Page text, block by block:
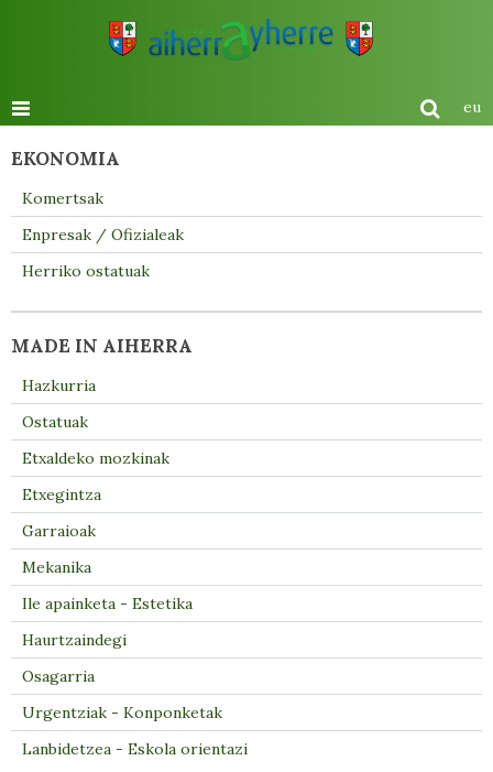
eu
EKONOMIA
Komertsak
Enpresak / Ofizialeak
Herriko ostatuak
MADE IN AIHERRA
Hazkurria
Ostatuak
Etxaldeko mozkinak
Etxegintza
Garraioak
Mekanika
Ile apainketa - Estetika
Haurtzaindegi
Osagarria
Urgentziak - Konponketak
Lanbidetzea - Eskola orientazi